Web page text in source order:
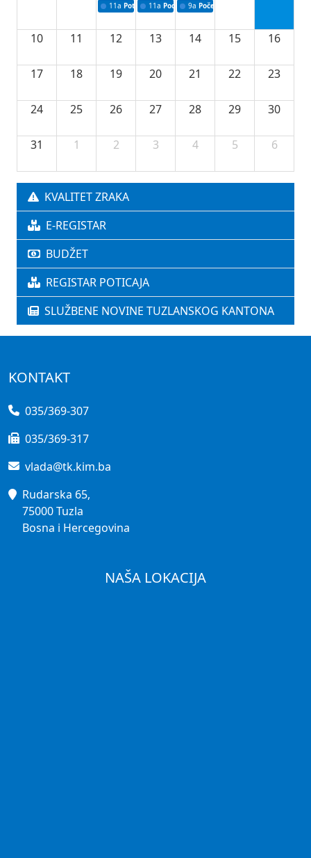
11a Potpisivanje ugovora o stipendijama za
11a Podrška razvoju vodne infrastrukture u
9a Početak izgradnje nove
10 11 12 13 14 15 16
17 18 19 20 21 22 23
24 25 26 27 28 29 30
31 1 2 3 4 5 6
KVALITET ZRAKA
E-REGISTAR
BUDŽET
REGISTAR POTICAJA
SLUŽBENE NOVINE TUZLANSKOG KANTONA
KONTAKT
035/369-307
035/369-317
vlada@tk.kim.ba
Rudarska 65,
75000 Tuzla
Bosna i Hercegovina
NAŠA LOKACIJA